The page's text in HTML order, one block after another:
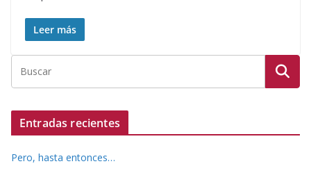
Leer más
Entradas recientes
Pero, hasta entonces…